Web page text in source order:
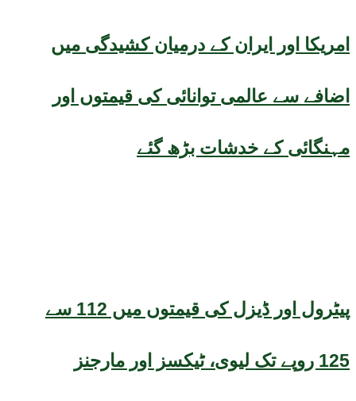
امریکا اور ایران کے درمیان کشیدگی میں
اضافے سے عالمی توانائی کی قیمتوں اور
مہنگائی کے خدشات بڑھ گئے
پیٹرول اور ڈیزل کی قیمتوں میں 112 سے
125 روپے تک لیوی، ٹیکسز اور مارجنز